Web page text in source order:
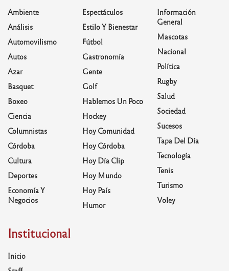
Ambiente
Análisis
Automovilismo
Autos
Azar
Basquet
Boxeo
Ciencia
Columnistas
Córdoba
Cultura
Deportes
Economía Y
Negocios
Espectáculos
Estilo Y Bienestar
Fútbol
Gastronomía
Gente
Golf
Hablemos Un Poco
Hockey
Hoy Comunidad
Hoy Córdoba
Hoy Día Clip
Hoy Mundo
Hoy País
Humor
Información
General
Mascotas
Nacional
Política
Rugby
Salud
Sociedad
Sucesos
Tapa Del Día
Tecnología
Tenis
Turismo
Voley
Institucional
Inicio